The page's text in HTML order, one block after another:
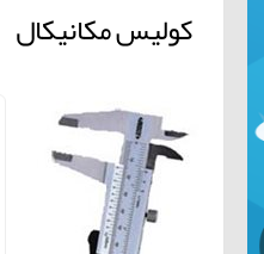
کولیس مکانیکال